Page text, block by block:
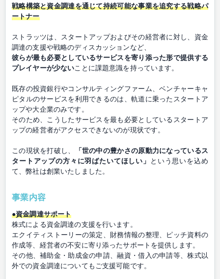
戦略構築と資金調達を通じて持続可能な事業を追究する戦略パ
ートナー
ストラッツは、スタートアップおよびその経営者に対し、資金
調達の支援や戦略のディスカッションなど、
彼らが最も必要としているサービスを寄り添った形で提供する
プレイヤーが少ないことに課題意識を持っています。
既存の投資銀行やコンサルティングファーム、ベンチャーキャ
ピタルのサービスを利用できるのは、軌道に乗ったスタートア
ップや大企業のみです。
そのため、こうしたサービスを最も必要としているスタートア
ップの経営者がアクセスできないのが現状です。
この現状を打破し、
「世の中の豊かさの原動力になっているス
タートアップの方々に羽ばたいてほしい」
という思いを込め
て、弊社は創業いたしました。
事業内容
●資金調達サポート
株式による資金調達の支援を行います。
エクイティストーリーの策定、財務情報の整理、ピッチ資料の
作成等、経営者の不安に寄り添ったサポートを提供します。
その他、補助金・助成金の申請、融資・借入の申請等、株式以
外での資金調達についてもご支援可能です。